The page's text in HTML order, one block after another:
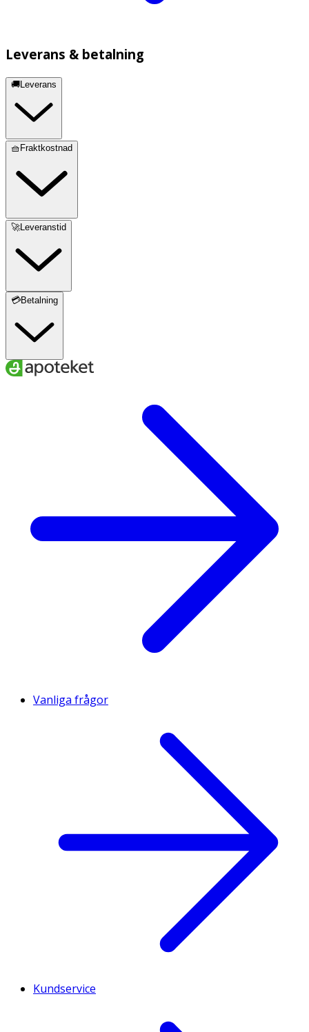
Leverans & betalning
🚚Leverans
🧺Fraktkostnad
🚀Leveranstid
💳Betalning
Vanliga frågor
Kundservice